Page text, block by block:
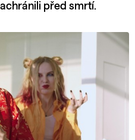
před smrtí.